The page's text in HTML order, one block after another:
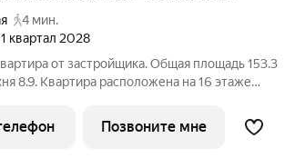
4 мин.
1 квартал 2028
от застройщика. Общая площадь 153.3
8.9. Квартира расположена на 16 этаже
года. ТАТАРСКАЯ 35 - элитная резиденция рядом
Позвоните мне